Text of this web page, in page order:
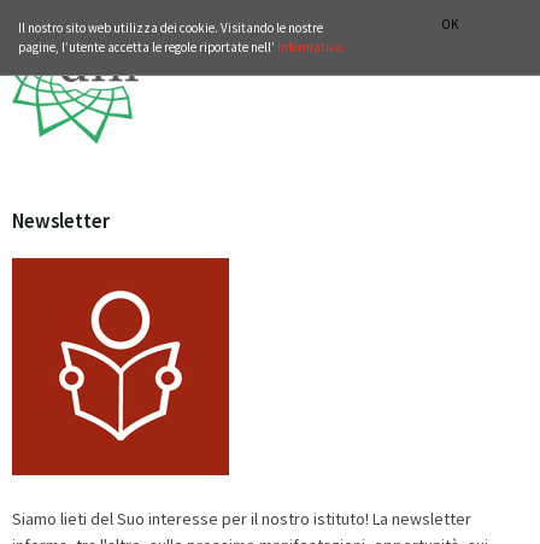
OK
Il nostro sito web utilizza dei cookie. Visitando le nostre
pagine, l’utente accetta le regole riportate nell’ informativa.
Newsletter
Siamo lieti del Suo interesse per il nostro istituto! La newsletter